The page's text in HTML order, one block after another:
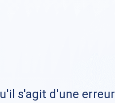
s'agit d'une erreur